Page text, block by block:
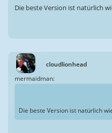
Die beste Version ist natürlich
cloudlionhead
mermaidman:
Die beste Version ist natürlich